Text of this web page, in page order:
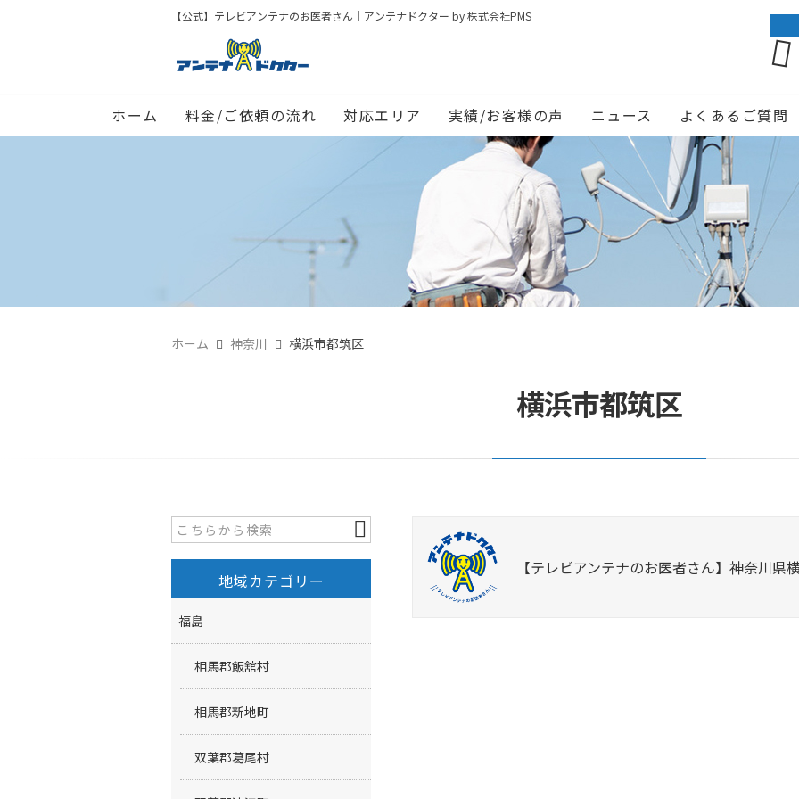
【公式】テレビアンテナのお医者さん｜アンテナドクター by 株式会社PMS
ホーム 料金/ご依頼の流れ 対応エリア 実績/お客様の声 ニュース よくあるご質問
ホーム 神奈川 横浜市都筑区
横浜市都筑区
【テレビアンテナのお医者さん】神奈川
地域カテゴリー
福島
相馬郡飯舘村
相馬郡新地町
双葉郡葛尾村